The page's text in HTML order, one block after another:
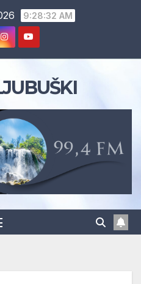
9:28:33 AM